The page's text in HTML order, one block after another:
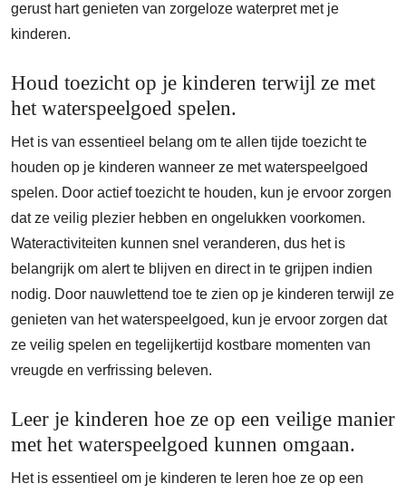
gerust hart genieten van zorgeloze waterpret met je
kinderen.
Houd toezicht op je kinderen terwijl ze met
het waterspeelgoed spelen.
Het is van essentieel belang om te allen tijde toezicht te
houden op je kinderen wanneer ze met waterspeelgoed
spelen. Door actief toezicht te houden, kun je ervoor zorgen
dat ze veilig plezier hebben en ongelukken voorkomen.
Wateractiviteiten kunnen snel veranderen, dus het is
belangrijk om alert te blijven en direct in te grijpen indien
nodig. Door nauwlettend toe te zien op je kinderen terwijl ze
genieten van het waterspeelgoed, kun je ervoor zorgen dat
ze veilig spelen en tegelijkertijd kostbare momenten van
vreugde en verfrissing beleven.
Leer je kinderen hoe ze op een veilige manier
met het waterspeelgoed kunnen omgaan.
Het is essentieel om je kinderen te leren hoe ze op een